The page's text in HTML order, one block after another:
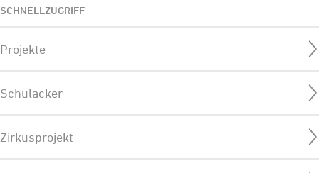
SCHNELLZUGRIFF
Projekte
Schulacker
Zirkusprojekt